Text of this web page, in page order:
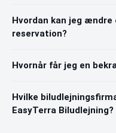
Hvordan kan jeg ændre
reservation?
Hvornår får jeg en
Hvilke
EasyTerra